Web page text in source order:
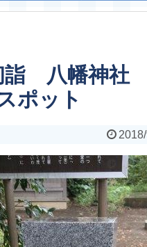
詣 八幡神社
ポット